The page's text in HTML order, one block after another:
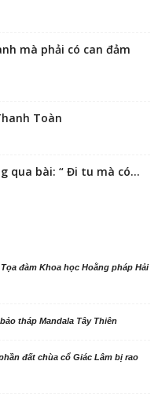
mà phải có can đảm
Toàn
qua bài: “ Đi tu mà có...
đàm Khoa học Hoằng pháp Hải
tháp Mandala Tây Thiên
đất chùa cổ Giác Lâm bị rao